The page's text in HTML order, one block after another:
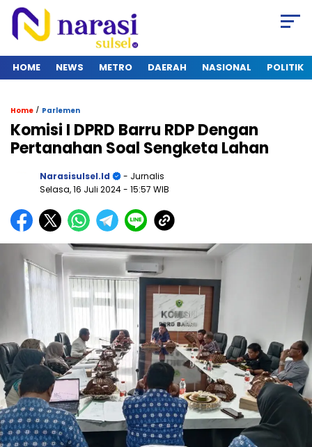
HOME NEWS METRO DAERAH NASIONAL POLITIK
Home / Parlemen
Komisi I DPRD Barru RDP Dengan
Pertanahan Soal Sengketa Lahan
Narasisulsel.id
- Jurnalis
Selasa, 16 Juli 2024- 15:57 WIB